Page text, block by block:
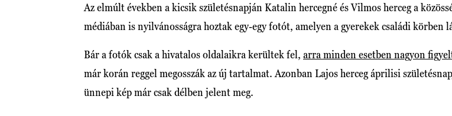
Az elmúlt években a kicsik születésnapján Katalin hercegné és Vilmos herceg a
médiában is nyilvánosságra hoztak egy-egy fotót, amelyen a gyerekek családi körben
Bár a fotók csak a hivatalos oldalaikra kerültek fel, arra minden esetben nagyon
már korán reggel megosszák az új tartalmat. Azonban Lajos herceg áprilisi
ünnepi kép már csak délben jelent meg.